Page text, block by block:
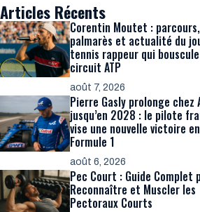
Articles Récents
Corentin Moutet : parcours,
palmarès et actualité du
tennis rappeur qui
circuit ATP
août 7, 2026
Pierre Gasly prolonge chez
jusqu’en 2028 : le pilote
vise une nouvelle victoire en
Formule 1
août 6, 2026
Pec Court : Guide Complet
Reconnaître et Muscler les
Pectoraux Courts